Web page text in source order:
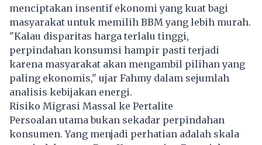
menciptakan insentif ekonomi yang kuat bagi
masyarakat untuk memilih BBM yang lebih murah.
"Kalau disparitas harga terlalu tinggi,
perpindahan konsumsi hampir pasti terjadi
karena masyarakat akan mengambil pilihan yang
paling ekonomis," ujar Fahmy dalam sejumlah
analisis kebijakan energi.
Risiko Migrasi Massal ke Pertalite
Persoalan utama bukan sekadar perpindahan
konsumen. Yang menjadi perhatian adalah skala